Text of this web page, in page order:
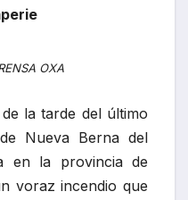
OXA
la tarde del último
Nueva Berna del
en la provincia de
voraz incendio que